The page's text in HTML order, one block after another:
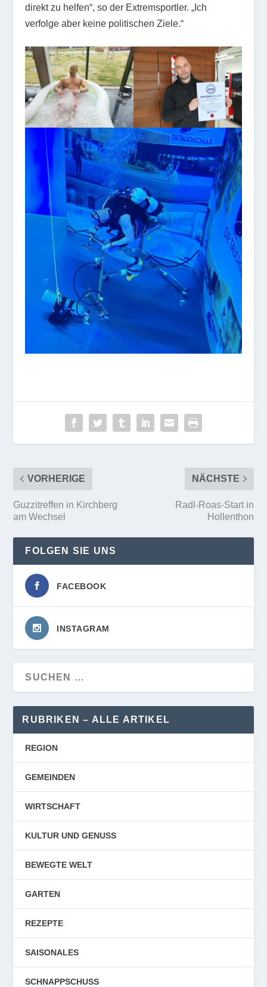
direkt zu helfen“, so der Extremsportler. „Ich
verfolge aber keine politischen Ziele.“
VORHERIGE
Guzzitreffen in Kirchberg
am Wechsel
NÄCHSTE
Radl-Roas-Start in
Hollenthon
FOLGEN SIE UNS
FACEBOOK
INSTAGRAM
RUBRIKEN – ALLE ARTIKEL
REGION
GEMEINDEN
WIRTSCHAFT
KULTUR UND GENUSS
BEWEGTE WELT
GARTEN
REZEPTE
SAISONALES
SCHNAPPSCHUSS